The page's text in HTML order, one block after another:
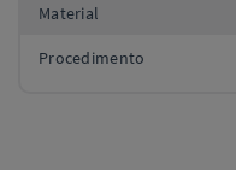
Material
Procedimento